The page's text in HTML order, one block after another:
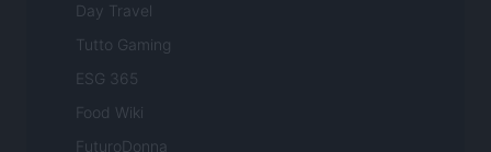
Day Travel
Tutto Gaming
ESG 365
Food Wiki
FuturoDonna